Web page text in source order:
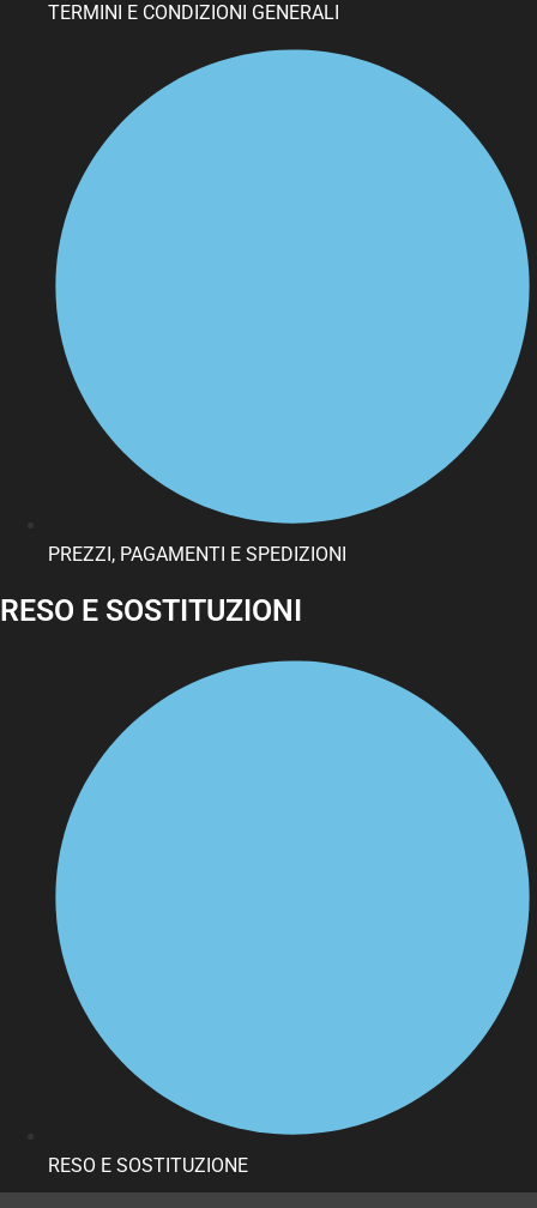
TERMINI E CONDIZIONI GENERALI
PREZZI, PAGAMENTI E SPEDIZIONI
RESO E SOSTITUZIONI
RESO E SOSTITUZIONE